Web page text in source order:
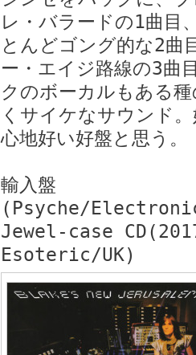
レ・バラードの1曲目
とんどゴング的な2曲
ー・エイジ路線の3曲
クのボーカルもある
くサイケなサウンド
心地好い好盤と思う。
輸入盤
(Psyche/
Jewel-case
Esoteric/UK)